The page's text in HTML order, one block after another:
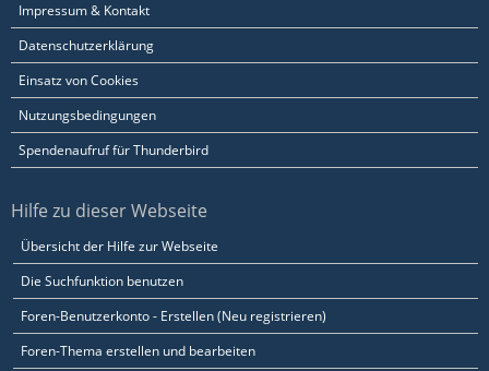
Impressum & Kontakt
Datenschutzerklärung
Einsatz von Cookies
Nutzungsbedingungen
Spendenaufruf für Thunderbird
Hilfe zu dieser Webseite
Übersicht der Hilfe zur Webseite
Die Suchfunktion benutzen
Foren-Benutzerkonto - Erstellen (Neu registrieren)
Foren-Thema erstellen und bearbeiten